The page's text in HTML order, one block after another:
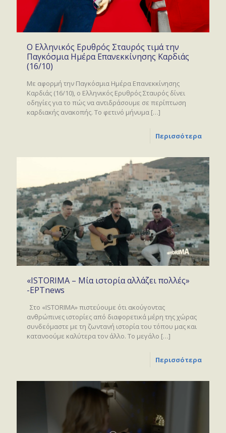
Ο Ελληνικός Ερυθρός Σταυρός τιμά την
Παγκόσμια Ημέρα Επανεκκίνησης Καρδιάς
(16/10)
Με αφορμή την Παγκόσμια Ημέρα Επανεκκίνησης
Καρδιάς (16/10), ο Ελληνικός Ερυθρός Σταυρός δίνει
οδηγίες για το πώς να αντιδράσουμε σε περίπτωση
καρδιακής ανακοπής. Το φετινό μήνυμα […]
Περισσότερα
«ISTORIMA – Μία ιστορία αλλάζει πολλές»
-ΕΡΤnews
Στο «ISTORIMA» πιστεύουμε ότι ακούγοντας
ανθρώπινες ιστορίες από διαφορετικά μέρη της χώρας
συνδεόμαστε με τη ζωντανή ιστορία του τόπου μας και
κατανοούμε καλύτερα τον άλλο. Tο μεγάλο […]
Περισσότερα